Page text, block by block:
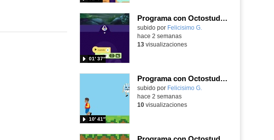
Programa con Octostudio de un modo sencillo, offline y gratuito
Contenido educativo.
subido por Felicisimo G.
01′ 37″
hace 2 semanas
13visualizaciones
Programa con Octostudio, un juego de 4 personajes ganando la copa del mundo saltando y esquivando rivales.
Contenido educativo.
subido por Felicisimo G.
10′ 41″
hace 2 semanas
10visualizaciones